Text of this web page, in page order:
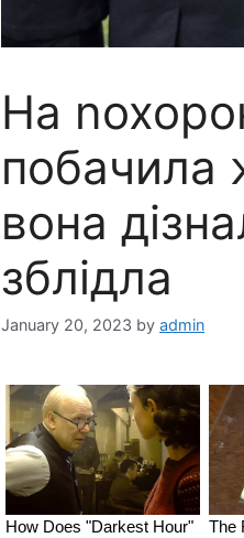
На
побачила
вона
зблідла
January 20, 2023 by admin